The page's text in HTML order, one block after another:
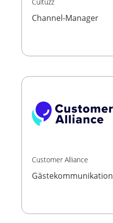
Channel-Manager
Customer Alliance
Gästekommunikation